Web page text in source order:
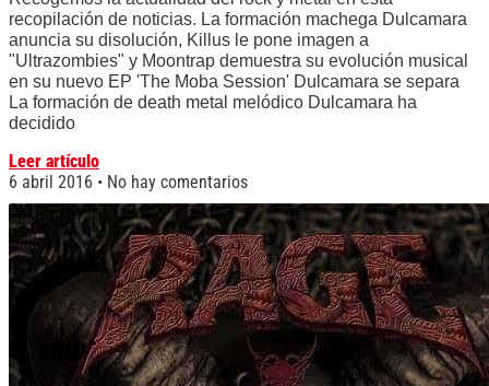
recopilación de noticias. La formación machega Dulcamara
anuncia su disolución, Killus le pone imagen a
"Ultrazombies" y Moontrap demuestra su evolución musical
en su nuevo EP 'The Moba Session' Dulcamara se separa
La formación de death metal melódico Dulcamara ha
decidido
Leer artículo
6 abril 2016
No hay comentarios